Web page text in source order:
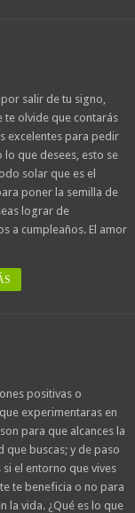
por salir de tu signo,
te olvide que contarás
excelentes para pedir
lo que desees, esto se
solar que es el
poner la semilla de
lograr de
a cumpleaños. El amor
positivas o
experimentaras en
para que alcances la
que buscas; y de paso
si el entorno que vives
te beneficia o no para
la vida. ¿Qué es lo que